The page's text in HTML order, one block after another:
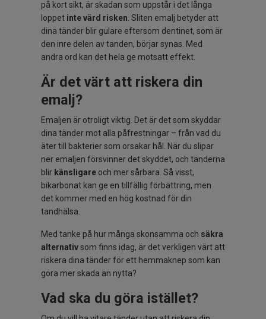
på kort sikt, är skadan som uppstår i det långa
loppet inte värd risken. Sliten emalj betyder att
dina tänder blir gulare eftersom dentinet, som är
den inre delen av tanden, börjar synas. Med
andra ord kan det hela ge motsatt effekt.
Är det värt att riskera din
emalj?
Emaljen är otroligt viktig. Det är det som skyddar
dina tänder mot alla påfrestningar – från vad du
äter till bakterier som orsakar hål. När du slipar
ner emaljen försvinner det skyddet, och tänderna
blir känsligare och mer sårbara. Så visst,
bikarbonat kan ge en tillfällig förbättring, men
det kommer med en hög kostnad för din
tandhälsa.
Med tanke på hur många skonsamma och säkra
alternativsom finns idag, är det verkligen värt att
riskera dina tänder för ett hemmaknep som kan
göra mer skada än nytta?
Vad ska du göra istället?